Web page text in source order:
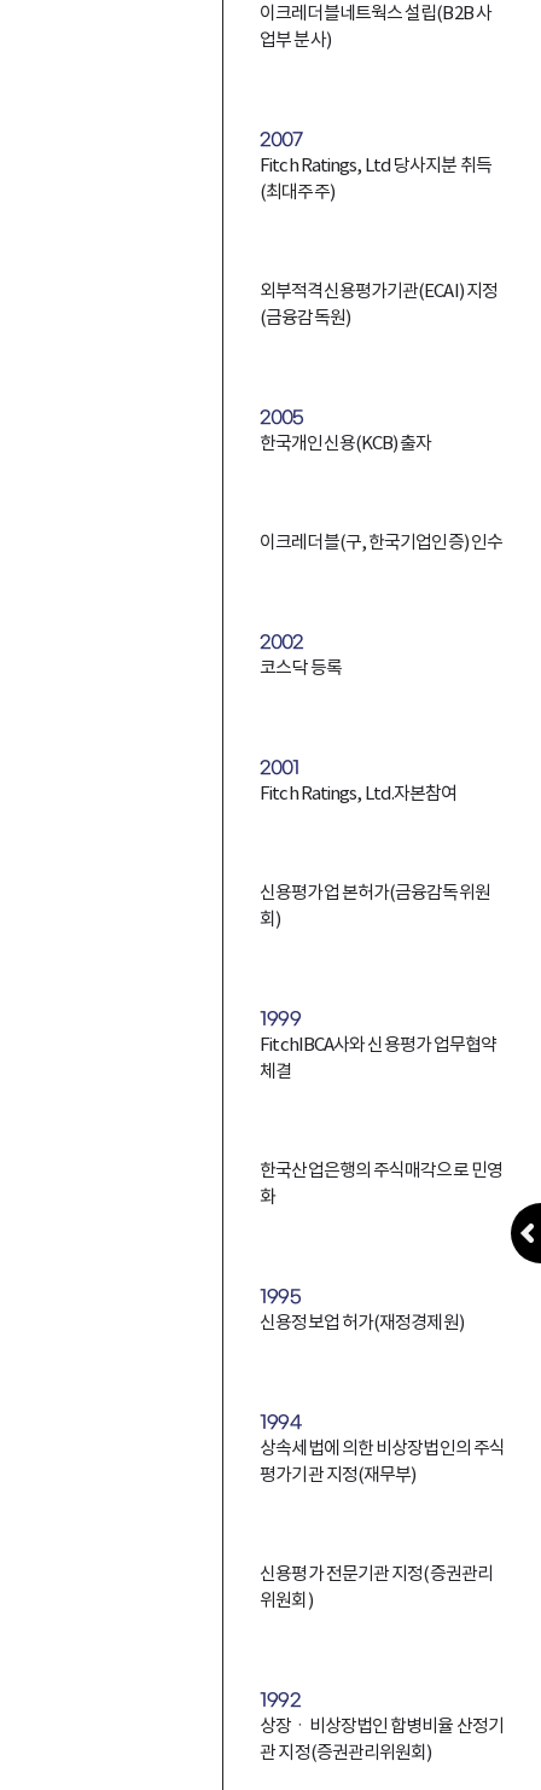
이크레더블네트웍스 설립(B2B 사
업부 분사)
2007
Fitch Ratings, Ltd 당사지분 취득
(최대주주)
외부적격신용평가기관(ECAI) 지정
(금융감독원)
2005
한국개인신용(KCB) 출자
이크레더블(구, 한국기업인증) 인수
2002
코스닥 등록
2001
Fitch Ratings, Ltd.자본참여
신용평가업 본허가(금융감독위원
회)
1999
FitchIBCA사와 신용평가 업무협약
체결
한국산업은행의 주식매각으로 민영
화
1995
신용정보업 허가(재정경제원)
1994
상속세법에 의한 비상장법인의 주식
평가기관 지정(재무부)
신용평가 전문기관 지정(증권관리
위원회)
1992
상장ㆍ비상장법인 합병비율 산정기
관 지정(증권관리위원회)